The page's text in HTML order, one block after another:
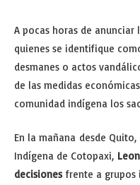
A pocas horas de
quienes se identifique
desmanes o actos
de las medidas
comunidad indígena los
En la mañana desde
Indígena de Cotopaxi,
decisionesfrente a grupos